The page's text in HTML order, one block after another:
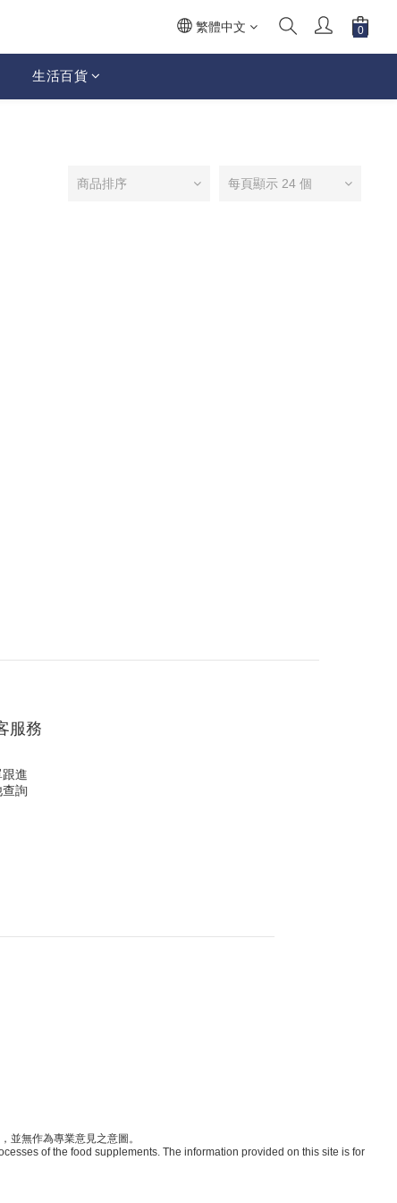
繁體中文
生活百貨
商品排序 每頁顯示 24 個
服務
進
詢
並無作為專業意見之意圖。
of the food supplements. The information provided on this site is for